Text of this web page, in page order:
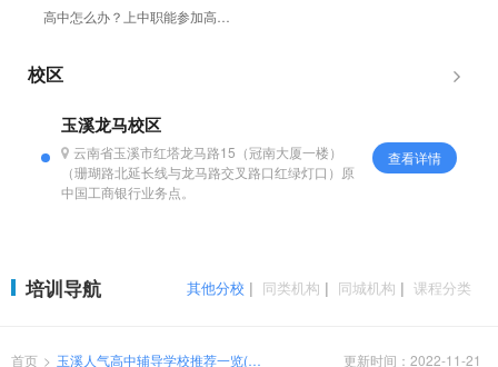
高中怎么办？上中职能参加高考
初中毕业怎么参加高考？考不...
校区
玉溪龙马校区
云南省玉溪市红塔龙马路15（冠南大厦一楼）
（珊瑚路北延长线与龙马路交叉路口红绿灯口）原
中国工商银行业务点。
查看详情
其他分校 | 同类机构 | 同城机构 | 课程分类
培训导航
首页 > 玉溪人气高中辅导学校推荐一览(如 更新时间：2022-11-21